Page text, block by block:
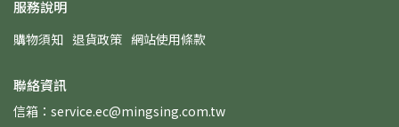
服務說明
購物須知 退貨政策 網站使用條款
聯絡資訊
信箱：service.ec@mingsing.com.tw